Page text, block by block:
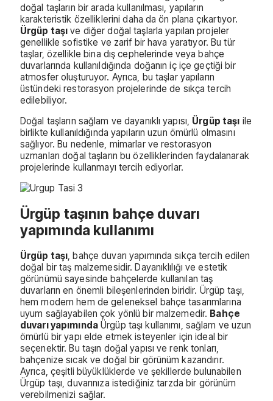
doğal taşların bir arada kullanılması, yapıların
karakteristik özelliklerini daha da ön plana çıkartıyor.
Ürgüp taşı ve diğer doğal taşlarla yapılan projeler
genellikle sofistike ve zarif bir hava yaratıyor. Bu tür
taşlar, özellikle bina dış cephelerinde veya bahçe
duvarlarında kullanıldığında doğanın iç içe geçtiği bir
atmosfer oluşturuyor. Ayrıca, bu taşlar yapıların
üstündeki restorasyon projelerinde de sıkça tercih
edilebiliyor.
Doğal taşların sağlam ve dayanıklı yapısı, Ürgüp taşı ile
birlikte kullanıldığında yapıların uzun ömürlü olmasını
sağlıyor. Bu nedenle, mimarlar ve restorasyon
uzmanları doğal taşların bu özelliklerinden faydalanarak
projelerinde kullanmayı tercih ediyorlar.
Ürgüp taşının bahçe duvarı
yapımında kullanımı
Ürgüp taşı, bahçe duvarı yapımında sıkça tercih edilen
doğal bir taş malzemesidir. Dayanıklılığı ve estetik
görünümü sayesinde bahçelerde kullanılan taş
duvarların en önemli bileşenlerinden biridir. Ürgüp taşı,
hem modern hem de geleneksel bahçe tasarımlarına
uyum sağlayabilen çok yönlü bir malzemedir. Bahçe
duvarı yapımındaÜrgüp taşı kullanımı, sağlam ve uzun
ömürlü bir yapı elde etmek isteyenler için ideal bir
seçenektir. Bu taşın doğal yapısı ve renk tonları,
bahçenize sıcak ve doğal bir görünüm kazandırır.
Ayrıca, çeşitli büyüklüklerde ve şekillerde bulunabilen
Ürgüp taşı, duvarınıza istediğiniz tarzda bir görünüm
verebilmenizi sağlar.